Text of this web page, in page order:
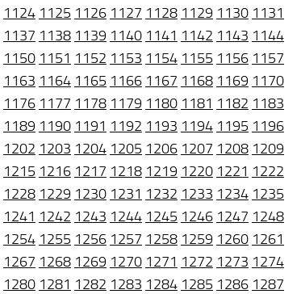
1124 1125 1126 1127 1128 1129 1130 1131
1137 1138 1139 1140 1141 1142 1143 1144
1150 1151 1152 1153 1154 1155 1156 1157
1163 1164 1165 1166 1167 1168 1169 1170
1176 1177 1178 1179 1180 1181 1182 1183
1189 1190 1191 1192 1193 1194 1195 1196
1202 1203 1204 1205 1206 1207 1208 1209
1215 1216 1217 1218 1219 1220 1221 1222
1228 1229 1230 1231 1232 1233 1234 1235
1241 1242 1243 1244 1245 1246 1247 1248
1254 1255 1256 1257 1258 1259 1260 1261
1267 1268 1269 1270 1271 1272 1273 1274
1280 1281 1282 1283 1284 1285 1286 1287